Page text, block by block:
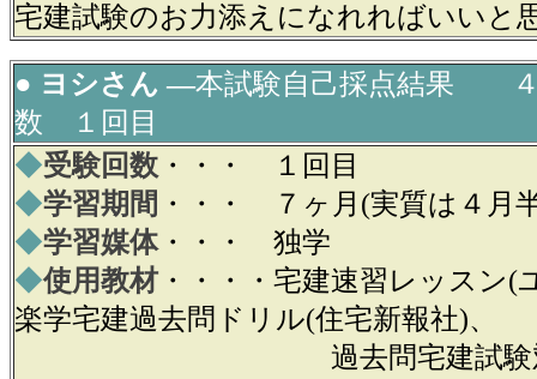
宅建試験のお力添えになれればいいと
● ヨシさん ―本試験自己採点結果 ４
数 １回目
◆受験回数 ・・・ １回目
◆学習期間 ・・・ ７ヶ月(実質は４月
◆学習媒体・・・ 独学
◆使用教材・・・・宅建速習レッスン(
楽学宅建過去問ドリル(住宅新報社)、
過去問宅建試験対策